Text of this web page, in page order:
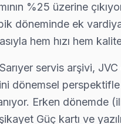
JVC servis - TV
JVC görüntüleme
şey, Basit
bir şey var: parça
JVC Servis: Bölge
%25 üzerine
döneminde ek
hem hızı hem
Sarıyer servis arşivi,
dönemsel perspektifle
Erken dönemde
Güç kartı ve